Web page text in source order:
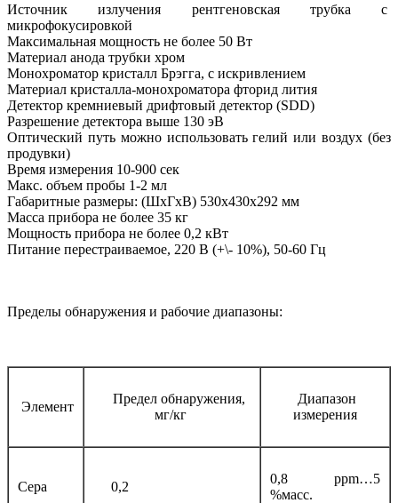
Источник излучения рентгеновская трубка с
микрофокусировкой
Максимальная мощность не более 50 Вт
Материал анода трубки хром
Монохроматор кристалл Брэгга, c искривлением
Материал кристалла-монохроматора фторид лития
Детектор кремниевый дрифтовый детектор (SDD)
Разрешение детектора выше 130 эВ
Оптический путь можно использовать гелий или воздух (без
продувки)
Время измерения 10-900 сек
Макс. объем пробы 1-2 мл
Габаритные размеры: (ШхГхВ) 530х430х292 мм
Масса прибора не более 35 кг
Мощность прибора не более 0,2 кВт
Питание перестраиваемое, 220 В (+\- 10%), 50-60 Гц
Пределы обнаружения и рабочие диапазоны:
Элемент
Предел обнаружения,
мг/кг
Диапазон
измерения
Сера 0,2
0,8 ppm…5
%масс.